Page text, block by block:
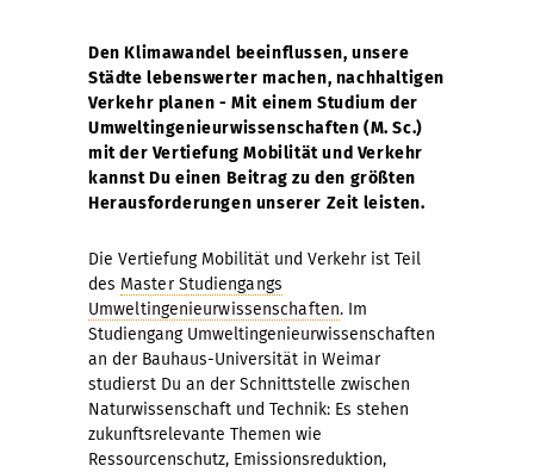
Den Klimawandel beeinflussen, unsere
Städte lebenswerter machen, nachhaltigen
Verkehr planen - Mit einem Studium der
Umweltingenieurwissenschaften (M. Sc.)
mit der Vertiefung Mobilität und Verkehr
kannst Du einen Beitrag zu den größten
Herausforderungen unserer Zeit leisten.
Die Vertiefung Mobilität und Verkehr ist Teil
des Master Studiengangs
Umweltingenieurwissenschaften. Im
Studiengang Umweltingenieurwissenschaften
an der Bauhaus-Universität in Weimar
studierst Du an der Schnittstelle zwischen
Naturwissenschaft und Technik: Es stehen
zukunftsrelevante Themen wie
Ressourcenschutz, Emissionsreduktion,